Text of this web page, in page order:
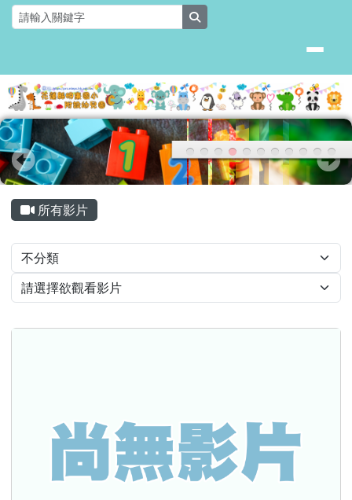
跳至主內容區
花蓮縣明廉國小附設幼兒園
主內容區域
所有影片
Video List
頁尾區域